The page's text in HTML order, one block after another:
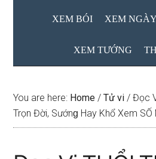
XEM BÓI XEM NGÀY
XEM TƯỚNG
You are here: Home / Tử vi / Đọc
Trọn Đời, Sướnɡ Hay Khổ Xem